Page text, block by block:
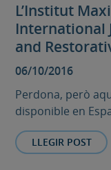
L’Institut
International
and
06/10/2016
Perdona, però
disponible en
LLEGIR POST